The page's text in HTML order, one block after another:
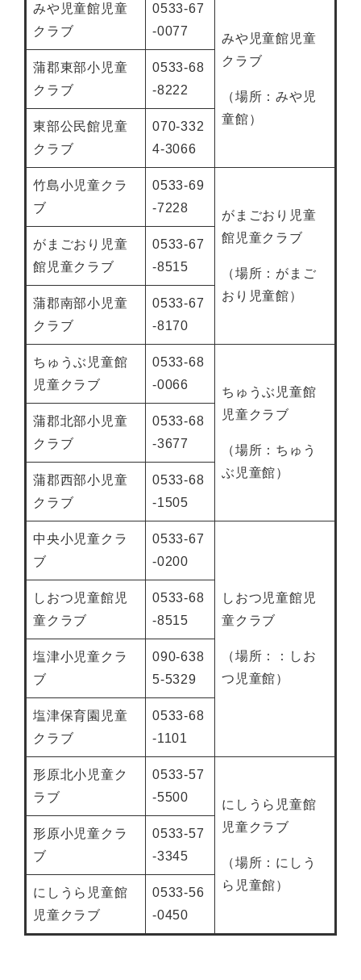
みや児童館児童
クラブ
0533-67
-0077
みや児童館児童
クラブ
（場所：みや児
童館）
蒲郡東部小児童
クラブ
0533-68
-8222
東部公民館児童
クラブ
070-332
4-3066
竹島小児童クラ
ブ
0533-69
-7228
がまごおり児童
館児童クラブ
（場所：がまご
おり児童館）
がまごおり児童
館児童クラブ
0533-67
-8515
蒲郡南部小児童
クラブ
0533-67
-8170
ちゅうぶ児童館
児童クラブ
0533-68
-0066
ちゅうぶ児童館
児童クラブ
（場所：ちゅう
ぶ児童館）
蒲郡北部小児童
クラブ
0533-68
-3677
蒲郡西部小児童
クラブ
0533-68
-1505
中央小児童クラ
ブ
0533-67
-0200
しおつ児童館児
童クラブ
（場所：：しお
つ児童館）
しおつ児童館児
童クラブ
0533-68
-8515
塩津小児童クラ
ブ
090-638
5-5329
塩津保育園児童
クラブ
0533-68
-1101
形原北小児童ク
ラブ
0533-57
-5500
にしうら児童館
児童クラブ
（場所：にしう
ら児童館）
形原小児童クラ
ブ
0533-57
-3345
にしうら児童館
児童クラブ
0533-56
-0450